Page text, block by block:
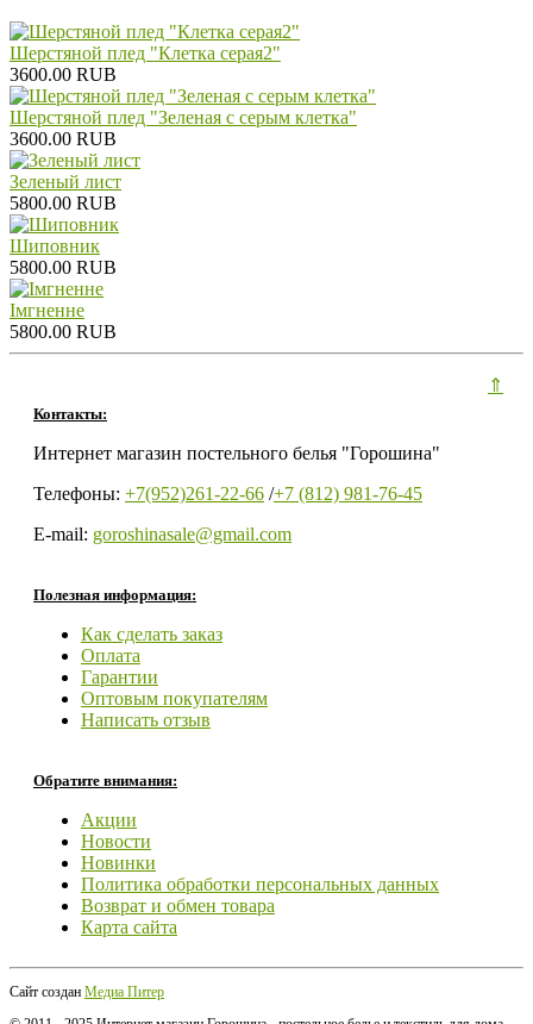
Шерстяной плед "Клетка серая2"
3600.00 RUB
Шерстяной плед "Зеленая с серым клетка"
3600.00 RUB
Зеленый лист
5800.00 RUB
Шиповник
5800.00 RUB
Iмгненне
5800.00 RUB
Контакты:
Интернет магазин постельного белья "Горошина"
Телефоны: +7(952)261-22-66 /+7 (812) 981-76-45
E-mail: goroshinasale@gmail.com
Полезная информация:
Как сделать заказ
Оплата
Гарантии
Оптовым покупателям
Написать отзыв
Обратите внимания:
Акции
Новости
Новинки
Политика обработки персональных данных
Возврат и обмен товара
Карта сайта
Сайт создан Медиа Питер
⇑